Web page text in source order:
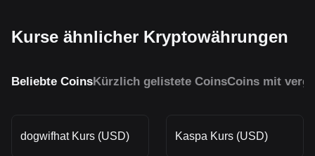
Kurse ähnlicher Kryptowährungen
Beliebte CoinsKürzlich gelistete CoinsCoins mit
dogwifhat Kurs (USD) Kaspa Kurs (USD)